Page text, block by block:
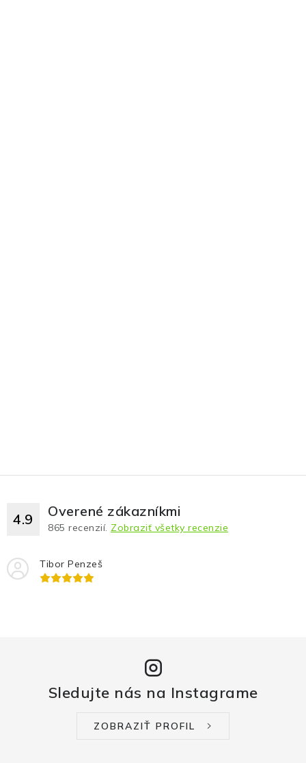
4.9 Overené zákazníkmi
865 recenzií. Zobraziť všetky recenzie
Tibor Penzeš
Sledujte nás na Instagrame
ZOBRAZIŤ PROFIL